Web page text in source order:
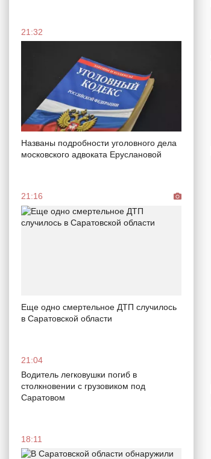
21:32
Названы подробности уголовного дела
московского адвоката Еруслановой
21:16
Еще одно смертельное ДТП случилось
в Саратовской области
21:04
Водитель легковушки погиб в
столкновении с грузовиком под
Саратовом
18:11